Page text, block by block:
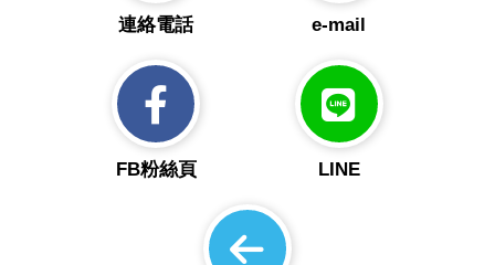
連絡電話 e-mail
FB粉絲頁 LINE